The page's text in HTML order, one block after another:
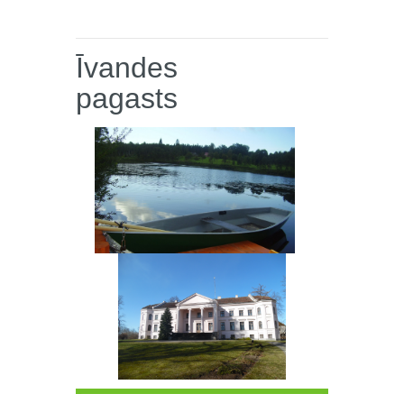
Īvandes
pagasts